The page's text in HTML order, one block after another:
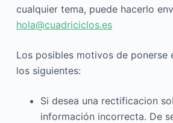
d
o
cualquier tema, puede hacerlo
hola@cuadriciclos.es
Los posibles motivos de ponerse
los siguientes:
Si desea una rectificacion
información incorrecta. De